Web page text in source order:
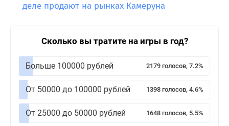
деле продают на рынках Камеруна
Сколько вы тратите на игры в год?
Больше 100000 рублей 2179 голосов, 7.2%
От 50000 до 100000 рублей 1398 голосов, 4.6%
От 25000 до 50000 рублей 1648 голосов, 5.5%